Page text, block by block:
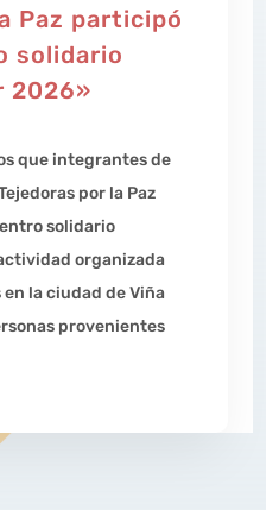
Paz participó
solidario
2026»
que integrantes de
por la Paz
solidario
organizada
la ciudad de Viña
provenientes